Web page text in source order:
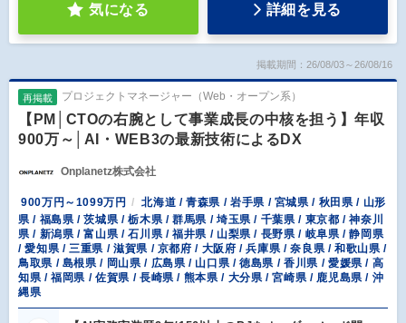
気になる 詳細を見る
掲載期間：26/08/03～26/08/16
再掲載 プロジェクトマネージャー（Web・オープン系）
【PM│CTOの右腕として事業成長の中核を担う】年収
900万～│AI・WEB3の最新技術によるDX
Onplanetz株式会社
900万円～1099万円
北海道 / 青森県 / 岩手県 / 宮城県 / 秋田県 / 山形
県 / 福島県 / 茨城県 / 栃木県 / 群馬県 / 埼玉県 / 千葉県 / 東京都 / 神奈川
県 / 新潟県 / 富山県 / 石川県 / 福井県 / 山梨県 / 長野県 / 岐阜県 / 静岡県
/ 愛知県 / 三重県 / 滋賀県 / 京都府 / 大阪府 / 兵庫県 / 奈良県 / 和歌山県 /
鳥取県 / 島根県 / 岡山県 / 広島県 / 山口県 / 徳島県 / 香川県 / 愛媛県 / 高
知県 / 福岡県 / 佐賀県 / 長崎県 / 熊本県 / 大分県 / 宮崎県 / 鹿児島県 / 沖
縄県